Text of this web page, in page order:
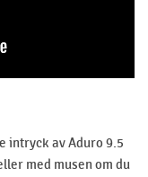
intryck av Aduro 9.5
med musen om du